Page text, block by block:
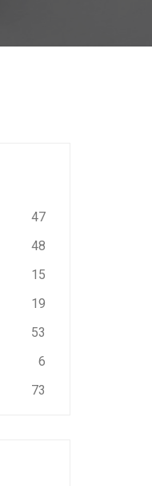
47
48
15
19
53
6
73